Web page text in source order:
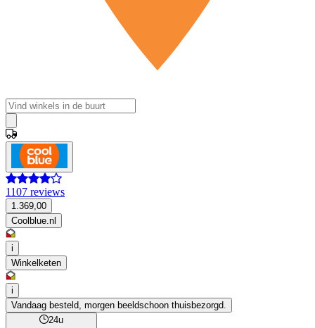
1107 reviews
1.369,00
Coolblue.nl
i
Winkelketen
i
Vandaag besteld, morgen beeldschoon thuisbezorgd.
24u